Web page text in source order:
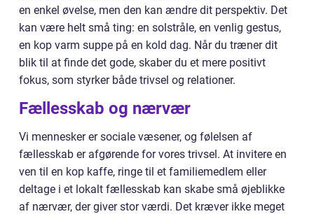
en enkel øvelse, men den kan ændre dit perspektiv. Det
kan være helt små ting: en solstråle, en venlig gestus,
en kop varm suppe på en kold dag. Når du træner dit
blik til at finde det gode, skaber du et mere positivt
fokus, som styrker både trivsel og relationer.
Fællesskab og nærvær
Vi mennesker er sociale væsener, og følelsen af
fællesskab er afgørende for vores trivsel. At invitere en
ven til en kop kaffe, ringe til et familiemedlem eller
deltage i et lokalt fællesskab kan skabe små øjeblikke
af nærvær, der giver stor værdi. Det kræver ikke meget